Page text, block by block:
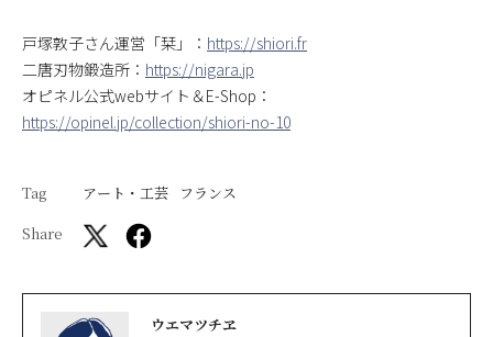
戸塚敦子さん運営「栞」： https://shiori.fr
二唐刃物鍛造所： https://nigara.jp
オピネル公式webサイト＆E-Shop：
https://opinel.jp/collection/shiori-no-10
Tag アート・工芸
フランス
Share
ウエマツチヱ